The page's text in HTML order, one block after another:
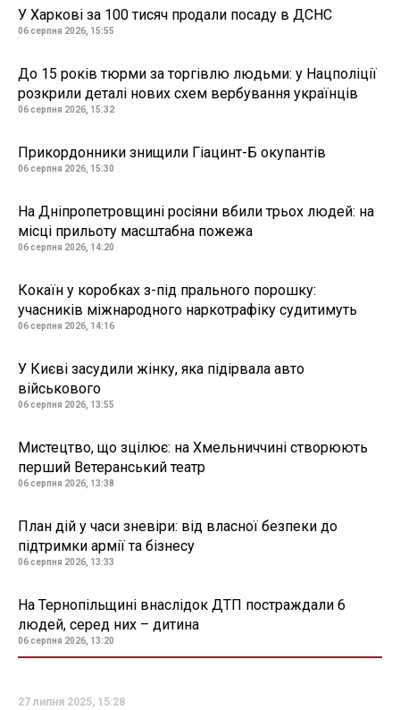
У Харкові за 100 тисяч продали посаду в ДСНС
06 серпня 2026, 15:55
До 15 років тюрми за торгівлю людьми: у Нацполіції
розкрили деталі нових схем вербування українців
06 серпня 2026, 15:32
Прикордонники знищили Гіацинт-Б окупантів
06 серпня 2026, 15:30
На Дніпропетровщині росіяни вбили трьох людей: на
місці прильоту масштабна пожежа
06 серпня 2026, 14:20
Кокаїн у коробках з-під прального порошку:
учасників міжнародного наркотрафіку судитимуть
06 серпня 2026, 14:16
У Києві засудили жінку, яка підірвала авто
військового
06 серпня 2026, 13:55
Мистецтво, що зцілює: на Хмельниччині створюють
перший Ветеранський театр
06 серпня 2026, 13:38
План дій у часи зневіри: від власної безпеки до
підтримки армії та бізнесу
06 серпня 2026, 13:33
На Тернопільщині внаслідок ДТП постраждали 6
людей, серед них – дитина
06 серпня 2026, 13:20
27 липня 2025, 15:28